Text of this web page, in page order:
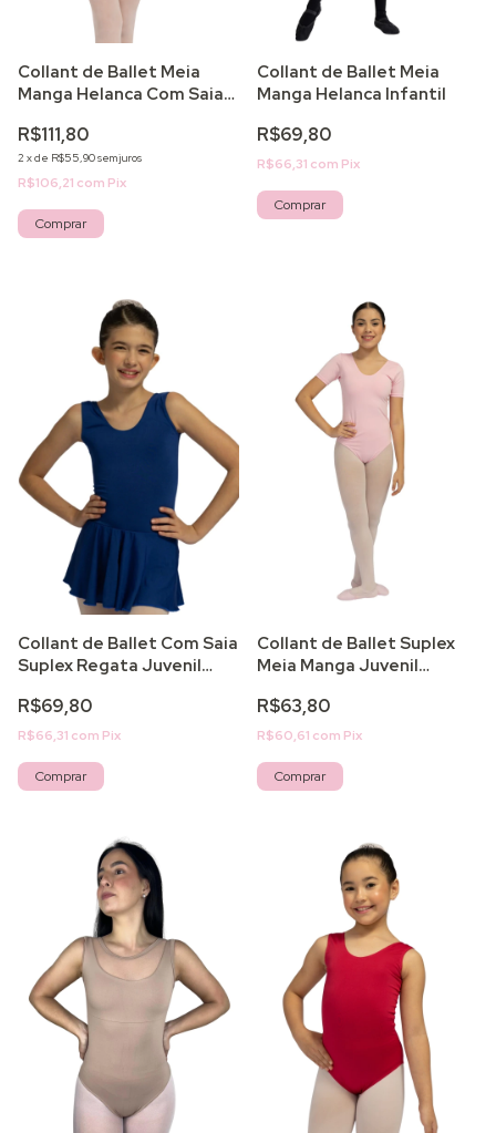
Collant de Ballet Meia
Manga Helanca Com Saia
R$111,80
2 xde R$55,90sem juros
R$106,21 com Pix
Comprar
Collant de Ballet Meia
Manga Helanca Infantil
R$69,80
R$66,31 com Pix
Comprar
Collant de Ballet Com Saia
Suplex Regata Juvenil
R$69,80
R$66,31 com Pix
Comprar
Collant de Ballet Suplex
Meia Manga Juvenil
R$63,80
R$60,61 com Pix
Comprar